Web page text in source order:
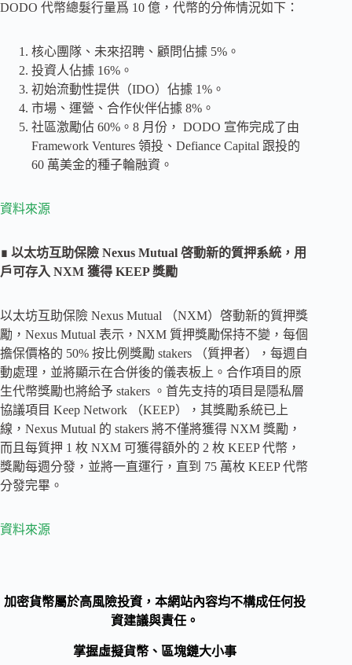
DODO 代幣總髮行量爲 10 億，代幣的分佈情況如下：
核心團隊、未來招聘、顧問佔據 5%。
投資人佔據 16%。
初始流動性提供（IDO）佔據 1%。
市場、運營、合作伙伴佔據 8%。
社區激勵佔 60%。8 月份， DODO 宣佈完成了由
Framework Ventures 領投、Defiance Capital 跟投的
60 萬美金的種子輪融資。
資料來源
∎ 以太坊互助保險 Nexus Mutual 啓動新的質押系統，用
戶可存入 NXM 獲得 KEEP 獎勵
以太坊互助保險 Nexus Mutual （NXM）啓動新的質押獎
勵，Nexus Mutual 表示，NXM 質押獎勵保持不變，每個
擔保價格的 50% 按比例獎勵 stakers （質押者），每週自
動處理，並將顯示在合併後的儀表板上。合作項目的原
生代幣獎勵也將給予 stakers 。首先支持的項目是隱私層
協議項目 Keep Network （KEEP），其獎勵系統已上
線，Nexus Mutual 的 stakers 將不僅將獲得 NXM 獎勵，
而且每質押 1 枚 NXM 可獲得額外的 2 枚 KEEP 代幣，
獎勵每週分發，並將一直運行，直到 75 萬枚 KEEP 代幣
分發完畢。
資料來源
加密貨幣屬於高風險投資，本網站內容均不構成任何投
資建議與責任。
掌握虛擬貨幣、區塊鏈大小事